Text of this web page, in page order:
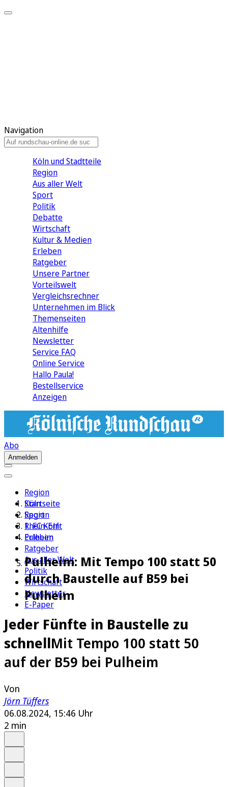
Navigation
Köln und Stadtteile
Region
Aus aller Welt
Sport
Politik
Debatte
Wirtschaft
Kultur & Medien
Erleben
Ratgeber
Unsere Partner
Vorteilswelt
Vergleichsrechner
Unternehmen im Blick
Themenseiten
Altenhilfe
Newsletter
Service FAQ
Online Service
Hallo Paula!
Bestellservice
Anzeigen
Abo
Anmelden
Region
Köln
Sport
1. FC Köln
Erleben
Ratgeber
Aus aller Welt
Politik
Wirtschaft
Newsletter
E-Paper
Startseite
Region
Rhein-Erft
Pulheim
Pulheim: Mit Tempo 100 statt 50
durch Baustelle auf B59 bei
Pulheim
Jeder Fünfte in Baustelle zu
schnellMit Tempo 100 statt 50
auf der B59 bei Pulheim
Von
Jörn Tüffers
06.08.2024, 15:46 Uhr
2 min